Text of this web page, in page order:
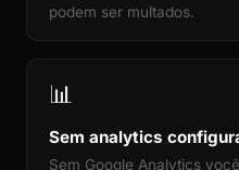
podem ser multados.
📊
Sem analytics
Sem Google Analytics